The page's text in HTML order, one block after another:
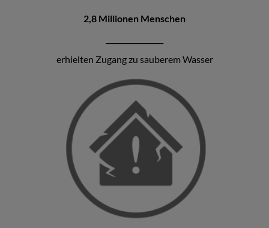
2,8 Millionen Menschen
erhielten Zugang zu sauberem Wasser